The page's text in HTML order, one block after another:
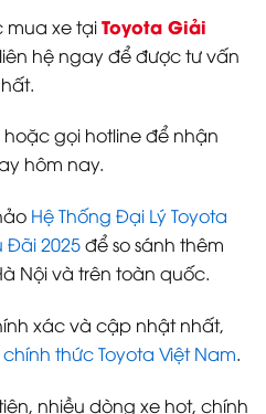
xe tạiToyota Giải
hệ ngay để được tư vấn
hoặc gọi hotline để nhận
hôm nay.
Hệ Thống Đại Lý Toyota
Đãi 2025để so sánh thêm
Nội và trên toàn quốc.
xác và cập nhật nhất,
thức Toyota Việt Nam.
nhiều dòng xe hot, chính